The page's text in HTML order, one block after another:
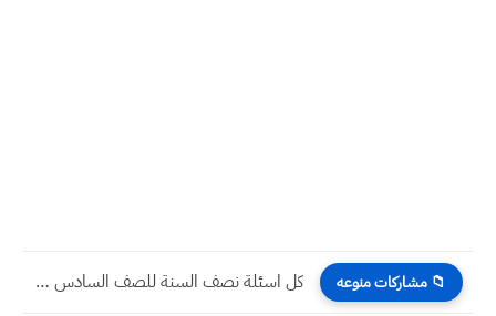
📁 مشاركات منوعه كل اسئلة نصف السنة للصف السادس الابتدائي 2023 مع الحل